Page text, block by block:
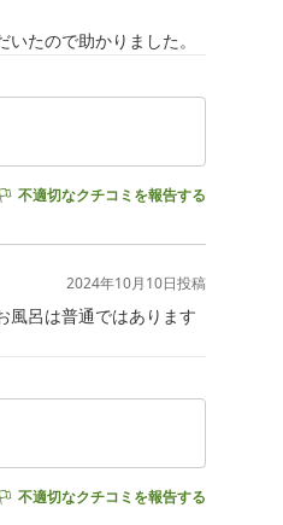
たので助かりました。
不適切なクチコミを報告する
2024年10月10日投稿
風呂は普通ではあります
不適切なクチコミを報告する